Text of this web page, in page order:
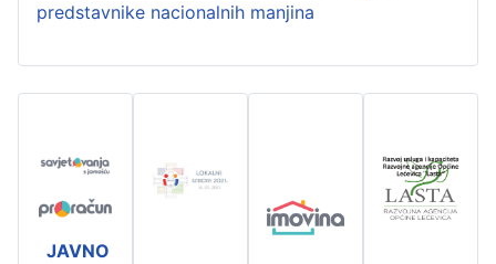
predstavnike nacionalnih manjina
JAVNO